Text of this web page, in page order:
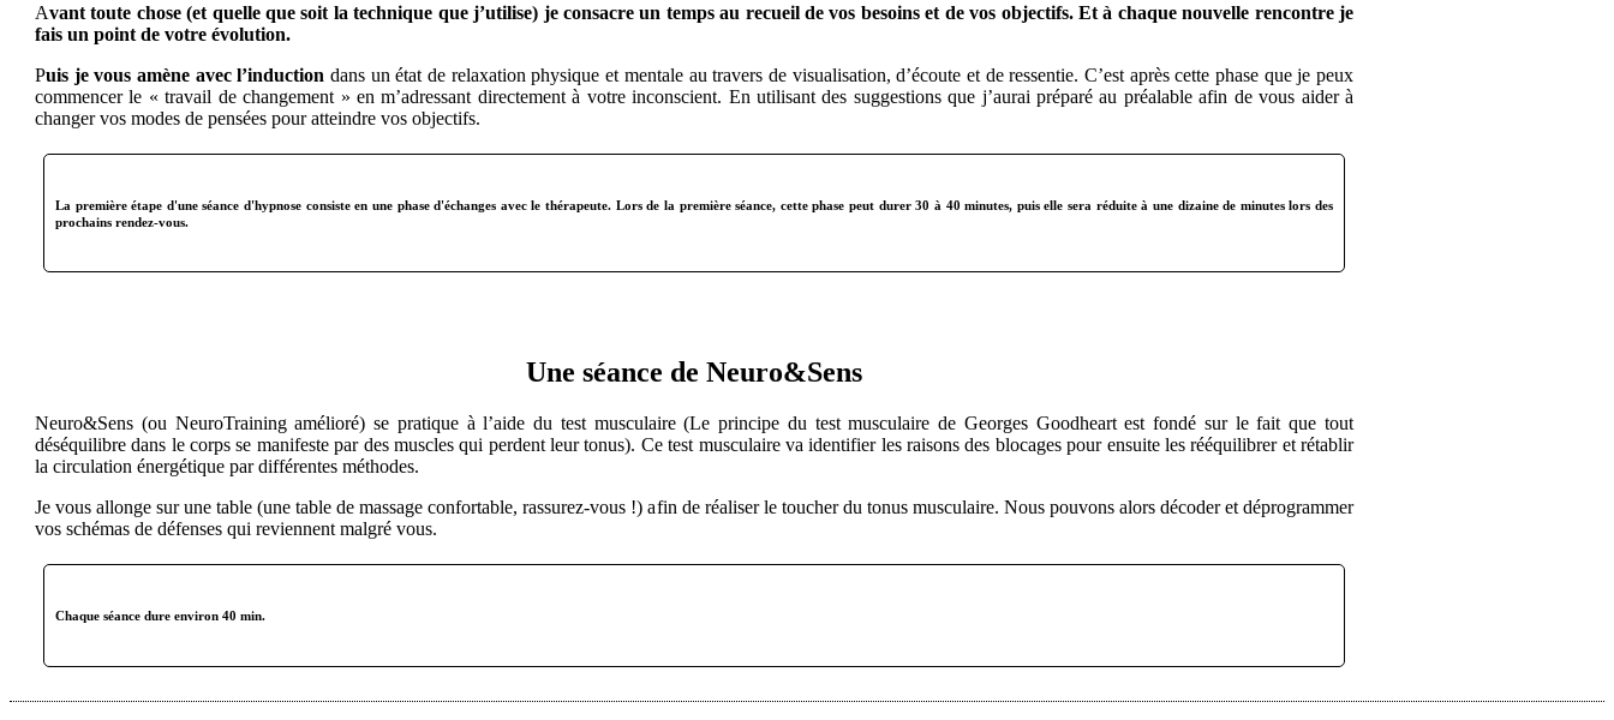
Avant toute chose (et quelle que soit la technique que j’utilise) je consacre un temps au recueil de vos besoins et de vos objectifs. Et à chaque nouvelle rencontre je
fais un point de votre évolution.
Puis je vous amène avec l’induction dans un état de relaxation physique et mentale au travers de visualisation, d’écoute et de ressentie. C’est après cette phase que je peux
commencer le « travail de changement » en m’adressant directement à votre inconscient. En utilisant des suggestions que j’aurai préparé au préalable afin de vous aider à
changer vos modes de pensées pour atteindre vos objectifs.
La première étape d'une séance d'hypnose consiste en une phase d'échanges avec le thérapeute. Lors de la première séance, cette phase peut durer 30 à 40 minutes, puis elle sera réduite à une dizaine de minutes lors des
prochains rendez-vous.
Une séance de Neuro&Sens
Neuro&Sens (ou NeuroTraining amélioré) se pratique à l’aide du test musculaire (Le principe du test musculaire de Georges Goodheart est fondé sur le fait que tout
déséquilibre dans le corps se manifeste par des muscles qui perdent leur tonus). Ce test musculaire va identifier les raisons des blocages pour ensuite les rééquilibrer et rétablir
la circulation énergétique par différentes méthodes.
Je vous allonge sur une table (une table de massage confortable, rassurez-vous !) afin de réaliser le toucher du tonus musculaire. Nous pouvons alors décoder et déprogrammer
vos schémas de défenses qui reviennent malgré vous.
Chaque séance dure environ 40 min.